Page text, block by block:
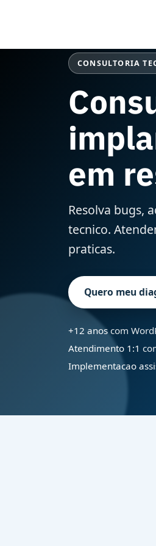
conteúdo
CONSULTORIA
em
Resolva bugs,
tecnico.
praticas.
Quero meu
+12 anoscom
Atendimento 1:1
Implementacao